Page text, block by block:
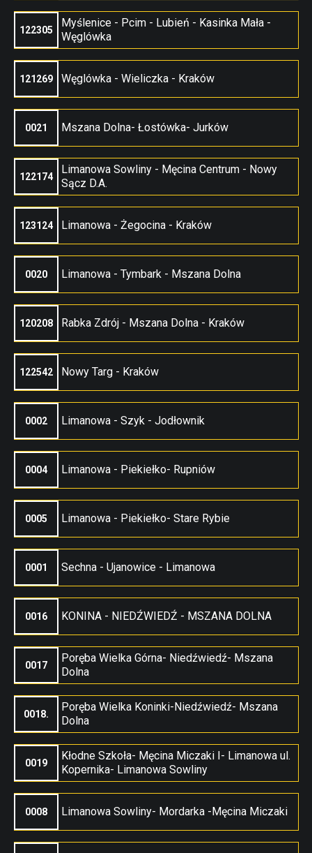
122305
Myślenice - Pcim - Lubień - Kasinka Mała -
Węglówka
121269 Węglówka - Wieliczka - Kraków
0021 Mszana Dolna- Łostówka- Jurków
122174
Limanowa Sowliny - Męcina Centrum - Nowy
Sącz D.A.
123124 Limanowa - Żegocina - Kraków
0020 Limanowa - Tymbark - Mszana Dolna
120208 Rabka Zdrój - Mszana Dolna - Kraków
122542 Nowy Targ - Kraków
0002 Limanowa - Szyk - Jodłownik
0004 Limanowa - Piekiełko- Rupniów
0005 Limanowa - Piekiełko- Stare Rybie
0001 Sechna - Ujanowice - Limanowa
0016 KONINA - NIEDŹWIEDŹ - MSZANA DOLNA
0017
Poręba Wielka Górna- Niedźwiedź- Mszana
Dolna
0018.
Poręba Wielka Koninki-Niedźwiedź- Mszana
Dolna
0019
Kłodne Szkoła- Męcina Miczaki I- Limanowa ul.
Kopernika- Limanowa Sowliny
0008 Limanowa Sowliny- Mordarka -Męcina Miczaki